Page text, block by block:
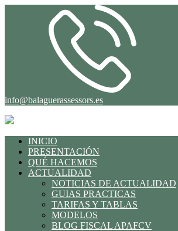
info@balaguerassessors.es
INICIO
PRESENTACIÓN
QUÉ HACEMOS
ACTUALIDAD
NOTICIAS DE ACTUALIDAD
GUIAS PRACTICAS
TARIFAS Y TABLAS
MODELOS
BLOG FISCAL APAFCV